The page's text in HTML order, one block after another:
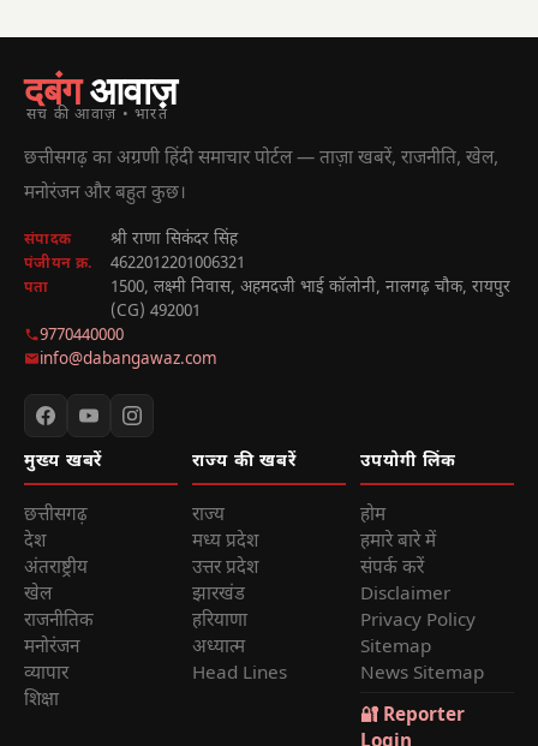
दबंगआवाज़
सच की आवाज़ • भारत
छत्तीसगढ़ का अग्रणी हिंदी समाचार पोर्टल — ताज़ा खबरें, राजनीति, खेल,
मनोरंजन और बहुत कुछ।
संपादक श्री राणा सिकंदर सिंह
पंजीयन क्र. 4622012201006321
पता
1500, लक्ष्मी निवास, अहमदजी भाई कॉलोनी, नालगढ़ चौक, रायपुर
(CG) 492001
9770440000
info@dabangawaz.com
मुख्य खबरें
छत्तीसगढ़
देश
अंतराष्ट्रीय
खेल
राजनीतिक
मनोरंजन
व्यापार
शिक्षा
राज्य की खबरें
राज्य
मध्य प्रदेश
उत्तर प्रदेश
झारखंड
हरियाणा
अध्यात्म
Head Lines
उपयोगी लिंक
होम
हमारे बारे में
संपर्क करें
Disclaimer
Privacy Policy
Sitemap
News Sitemap
🔐 Reporter